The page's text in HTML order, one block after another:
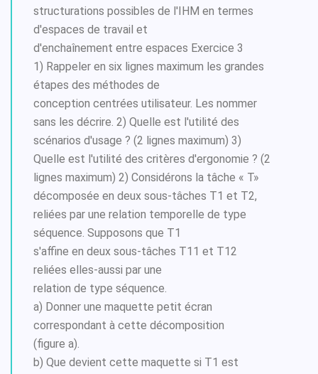
structurations possibles de l'IHM en termes
d'espaces de travail et
d'enchaînement entre espaces Exercice 3
1) Rappeler en six lignes maximum les grandes
étapes des méthodes de
conception centrées utilisateur. Les nommer
sans les décrire. 2) Quelle est l'utilité des
scénarios d'usage ? (2 lignes maximum) 3)
Quelle est l'utilité des critères d'ergonomie ? (2
lignes maximum) 2) Considérons la tâche « T»
décomposée en deux sous-tâches T1 et T2,
reliées par une relation temporelle de type
séquence. Supposons que T1
s'affine en deux sous-tâches T11 et T12
reliées elles-aussi par une
relation de type séquence.
a) Donner une maquette petit écran
correspondant à cette décomposition
(figure a).
b) Que devient cette maquette si T1 est